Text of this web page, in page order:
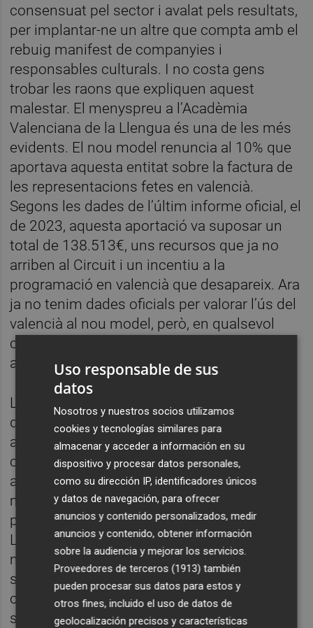
consensuat pel sector i avalat pels resultats,
per implantar-ne un altre que compta amb el
rebuig manifest de companyies i
responsables culturals. I no costa gens
trobar les raons que expliquen aquest
malestar. El menyspreu a l’Acadèmia
Valenciana de la Llengua és una de les més
evidents. El nou model renuncia al 10% que
aportava aquesta entitat sobre la factura de
les representacions fetes en valencià.
Segons les dades de l’últim informe oficial, el
de 2023, aquesta aportació va suposar un
total de 138.513€, uns recursos que ja no
arriben al Circuit i un incentiu a la
programació en valencià que desapareix. Ara
ja no tenim dades oficials per valorar l’ús del
valencià al nou model, però, en qualsevol
cas, costa veure en aquesta decisió una
aposta per la llengua.
La resta de crítiques se centren en el criteri
quantitatiu i en el catàleg tancat. Pel que fa
al primer punt, el Circuit ha passat de
comptar amb 92 entitats adherides a
anunciar una expansió fins als 155
municipis. Això sí, sense incrementar el
pressupost i sense exigir cap requisit tècnic.
La pretensió d’arribar a més pobles amb els
mateixos recursos ha compromés
seriosament la continuïtat i, òbviament, ha
convertit la programació cultural en una
successió d’actes anecdòtics. D’altra banda,
Uso responsable de sus
datos
Nosotros y nuestros socios utilizamos
cookies y tecnologías similares para
almacenar y acceder a información en su
dispositivo y procesar datos personales,
como su dirección IP, identificadores únicos
y datos de navegación, para ofrecer
anuncios y contenido personalizados, medir
anuncios y contenido, obtener información
sobre la audiencia y mejorar los servicios.
Proveedores de terceros (1913) también
pueden procesar sus datos para estos y
otros fines, incluido el uso de datos de
geolocalización precisos y características